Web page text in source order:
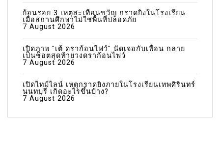
ย้อนรอย 3 เหตุสะเทือนขวัญ กราดยิงในโรงเรียน
เมื่อสถานศึกษาไม่ใช่พื้นที่ปลอดภัย
7 August 2026
เปิดภาพ "เต้ ดราก้อนไฟว์" นัดเจอกับเพื่อน กลาย
เป็นช็อตสุดท้ายวงดราก้อนไฟว์
7 August 2026
เปิดไทม์ไลน์ เหตุกราดยิงภายในโรงเรียนเทพศิรินทร์
นนทบุรี เกิดอะไรขึ้นบ้าง?
7 August 2026